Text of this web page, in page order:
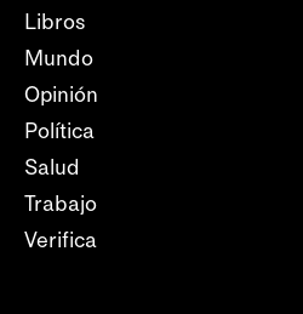
Libros
Mundo
Opinión
Política
Salud
Trabajo
Verifica